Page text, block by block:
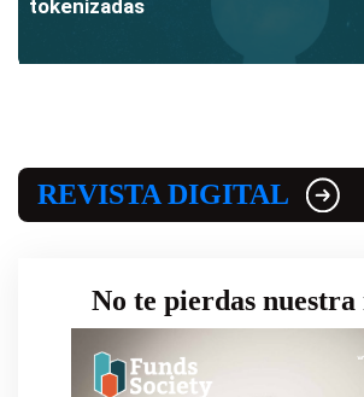
tokenizadas
REVISTA DIGITAL
No te pierdas